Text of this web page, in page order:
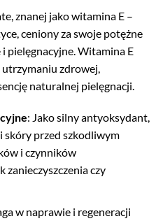
znanej jako witamina E –
ceniony za swoje potężne
pielęgnacyjne. Witamina E
zdrowej,
naturalnej pielęgnacji.
: Jako silny antyoksydant,
przed szkodliwym
i czynników
zanieczyszczenia czy
w naprawie i regeneracji